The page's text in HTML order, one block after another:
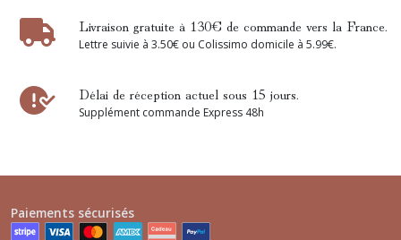
Livraison gratuite à 130€ de commande vers la France.
Lettre suivie à 3.50€ ou Colissimo domicile à 5.99€.
Délai de réception actuel sous 15 jours.
Supplément commande Express 48h
Paiements sécurisés